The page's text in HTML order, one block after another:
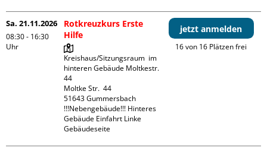
Sa. 21.11.2026
08:30 - 16:30
Uhr
Rotkreuzkurs Erste
Hilfe
Kreishaus/Sitzungsraum  im
hinteren Gebäude Moltkestr.
44
Moltke Str.  44
51643 Gummersbach
!!!Nebengebäude!!! Hinteres
Gebäude Einfahrt Linke
Gebäudeseite
jetzt anmelden
16 von 16 Plätzen frei